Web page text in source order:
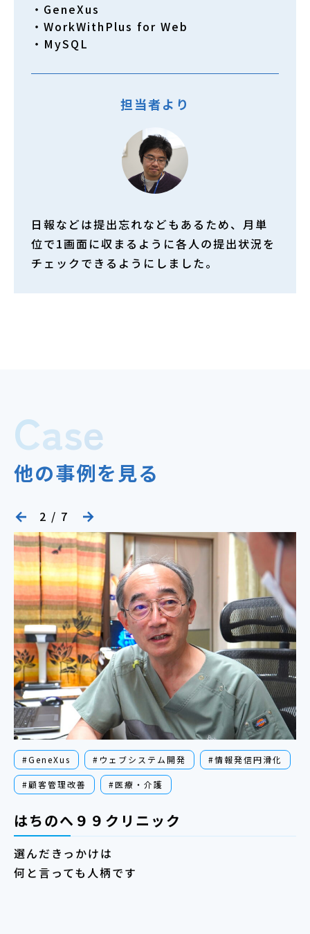
・GeneXus
・WorkWithPlus for Web
・MySQL
担当者より
日報などは提出忘れなどもあるため、月単
位で1画面に収まるように各人の提出状況を
チェックできるようにしました。
Case
他の事例を見る
2 / 7
#GeneXus #ウェブシステム開発 #情報発信円滑化
#顧客管理改善 #医療・介護
はちのへ９９クリニック
選んだきっかけは
何と言っても人柄です